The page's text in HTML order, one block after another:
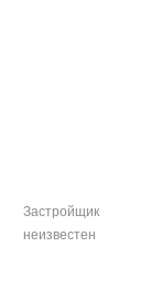
Застройщик
неизвестен